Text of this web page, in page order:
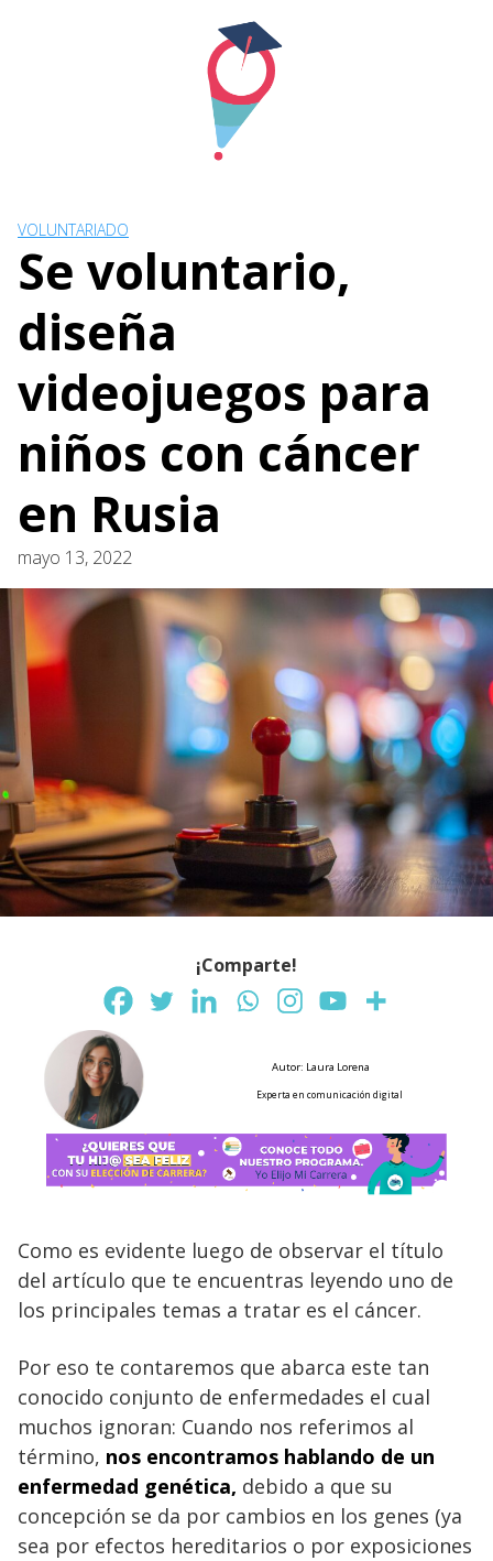
VOLUNTARIADO
Se voluntario,
diseña
videojuegos para
niños con cáncer
en Rusia
mayo 13, 2022
¡Comparte!
Autor: Laura Lorena
Experta en comunicación digital
Como es evidente luego de observar el título
del artículo que te encuentras leyendo uno de
los principales temas a tratar es el cáncer.
Por eso te contaremos que abarca este tan
conocido conjunto de enfermedades el cual
muchos ignoran: Cuando nos referimos al
término, nos encontramos hablando de un
enfermedad genética, debido a que su
concepción se da por cambios en los genes (ya
sea por efectos hereditarios o por exposiciones